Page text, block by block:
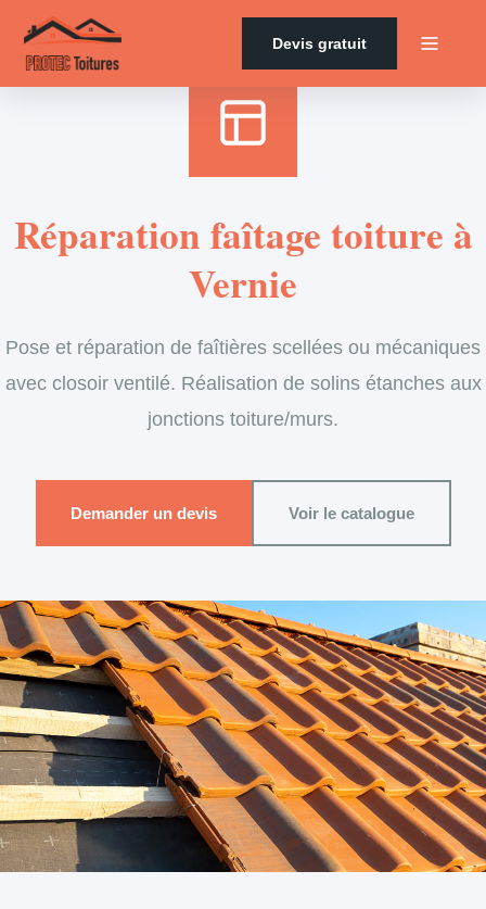
Devis gratuit
Réparation faîtage toiture à
Vernie
Pose et réparation de faîtières scellées ou mécaniques
avec closoir ventilé. Réalisation de solins étanches aux
jonctions toiture/murs.
Demander un devis Voir le catalogue